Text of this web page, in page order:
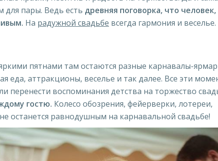
пары. Ведь есть древняя поговорка, что человек,
На радужной свадьбе всегда гармония и веселье.
пятнами там остаются разные карнавалы-
еда, аттракционы, веселье и так далее. Все эти
перенести воспоминания детства на торжество
гостю. Колесо обозрения, фейерверки, лотереи,
останется равнодушным на карнавальной свадьбе!